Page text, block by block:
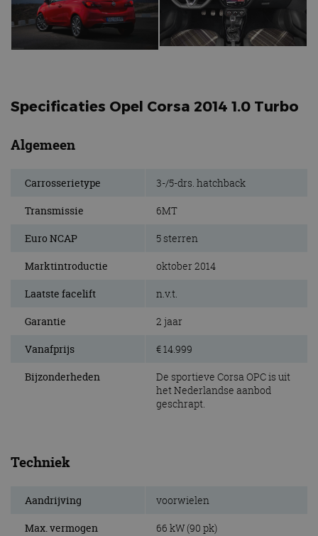
Specificaties Opel Corsa 2014 1.0 Turbo
Algemeen
Carrosserietype 3-/5-drs. hatchback
Transmissie 6MT
Euro NCAP 5 sterren
Marktintroductie oktober 2014
Laatste facelift n.v.t.
Garantie 2 jaar
Vanafprijs € 14.999
Bijzonderheden
De sportieve Corsa OPC is uit
het Nederlandse aanbod
geschrapt.
Techniek
Aandrijving voorwielen
Max. vermogen 66 kW (90 pk)